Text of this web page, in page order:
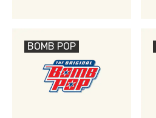
BOMB POP